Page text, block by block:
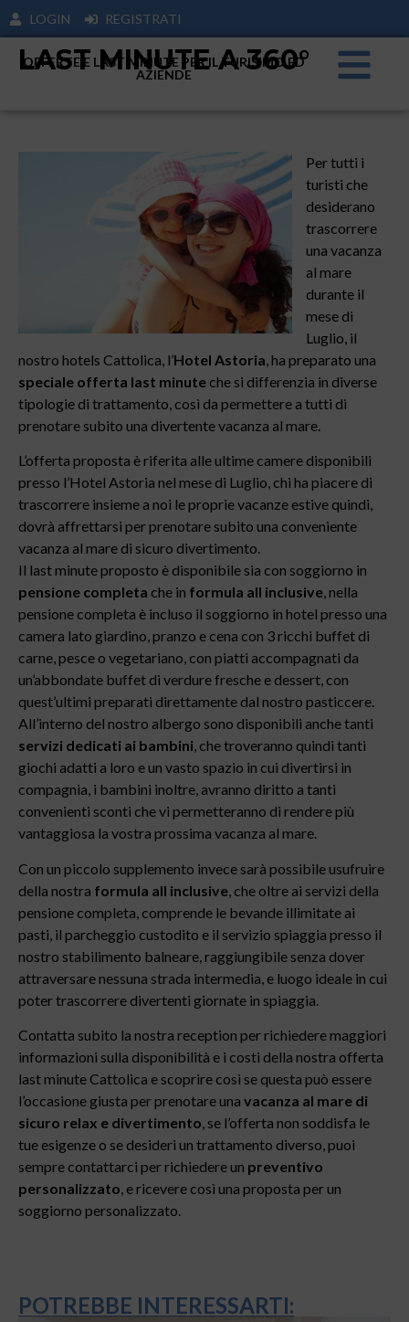
LOGIN REGISTRATI
LAST MINUTE A 360°
OFFERTE E LAST MINUTE PER IL TURISIMO ED
AZIENDE
Per tutti i
turisti che
desiderano
trascorrere
una vacanza
al mare
durante il
mese di
Luglio, il
nostro hotels Cattolica, l’Hotel Astoria, ha preparato una
speciale offerta last minute che si differenzia in diverse
tipologie di trattamento, così da permettere a tutti di
prenotare subito una divertente vacanza al mare.
L’offerta proposta è riferita alle ultime camere disponibili
presso l’Hotel Astoria nel mese di Luglio, chi ha piacere di
trascorrere insieme a noi le proprie vacanze estive quindi,
dovrà affrettarsi per prenotare subito una conveniente
vacanza al mare di sicuro divertimento.
Il last minute proposto è disponibile sia con soggiorno in
pensione completa che in formula all inclusive, nella
pensione completa è incluso il soggiorno in hotel presso una
camera lato giardino, pranzo e cena con 3 ricchi buffet di
carne, pesce o vegetariano, con piatti accompagnati da
un’abbondate buffet di verdure fresche e dessert, con
quest’ultimi preparati direttamente dal nostro pasticcere.
All’interno del nostro albergo sono disponibili anche tanti
servizi dedicati ai bambini, che troveranno quindi tanti
giochi adatti a loro e un vasto spazio in cui divertirsi in
compagnia, i bambini inoltre, avranno diritto a tanti
convenienti sconti che vi permetteranno di rendere più
vantaggiosa la vostra prossima vacanza al mare.
Con un piccolo supplemento invece sarà possibile usufruire
della nostra formula all inclusive , che oltre ai servizi della
pensione completa, comprende le bevande illimitate ai
pasti, il parcheggio custodito e il servizio spiaggia presso il
nostro stabilimento balneare, raggiungibile senza dover
attraversare nessuna strada intermedia, e luogo ideale in cui
poter trascorrere divertenti giornate in spiaggia.
Contatta subito la nostra reception per richiedere maggiori
informazioni sulla disponibilità e i costi della nostra offerta
last minute Cattolica e scoprire così se questa può essere
l’occasione giusta per prenotare una vacanza al mare di
sicuro relax e divertimento, se l’offerta non soddisfa le
tue esigenze o se desideri un trattamento diverso, puoi
sempre contattarci per richiedere un preventivo
personalizzato, e ricevere così una proposta per un
soggiorno personalizzato.
POTREBBE INTERESSARTI: